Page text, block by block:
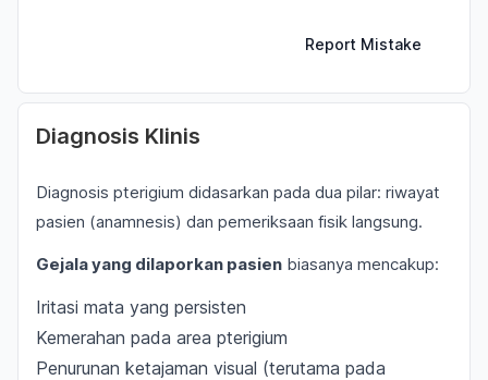
Report Mistake
Diagnosis Klinis
Diagnosis pterigium didasarkan pada dua pilar: riwayat
pasien (anamnesis) dan pemeriksaan fisik langsung.
Gejala yang dilaporkan pasien biasanya mencakup:
Iritasi mata yang persisten
Kemerahan pada area pterigium
Penurunan ketajaman visual (terutama pada